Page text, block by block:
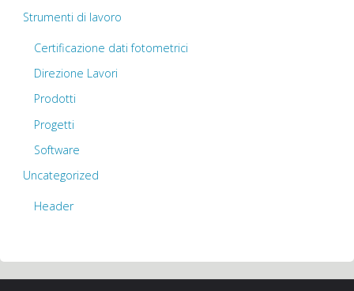
Strumenti di lavoro
Certificazione dati fotometrici
Direzione Lavori
Prodotti
Progetti
Software
Uncategorized
Header